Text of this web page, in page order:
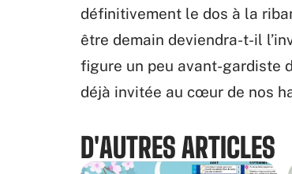
définitivement le dos à la
être demain deviendra-t-il
figure un peu avant-gardiste
déjà invitée au cœur de nos
D'AUTRES ARTICLES